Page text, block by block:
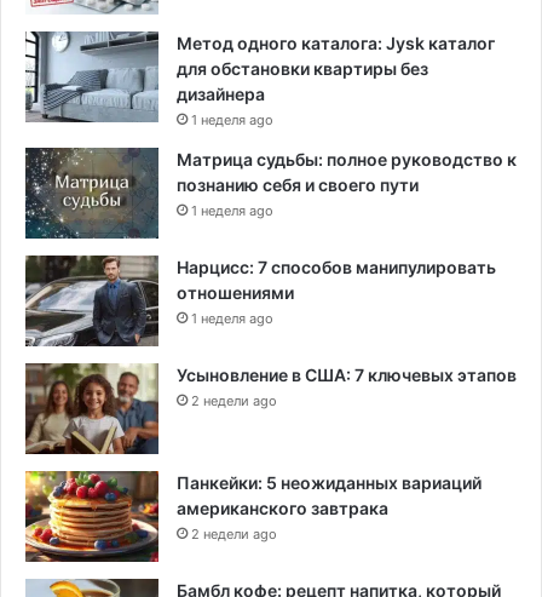
Метод одного каталога: Jysk каталог
для обстановки квартиры без
дизайнера
1 неделя ago
Матрица судьбы: полное руководство к
познанию себя и своего пути
1 неделя ago
Нарцисс: 7 способов манипулировать
отношениями
1 неделя ago
Усыновление в США: 7 ключевых этапов
2 недели ago
Панкейки: 5 неожиданных вариаций
американского завтрака
2 недели ago
Бамбл кофе: рецепт напитка, который